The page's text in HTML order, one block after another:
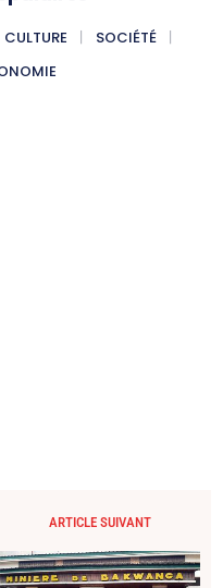
CULTURE
SOCIÉTÉ
ARTICLE SUIVANT